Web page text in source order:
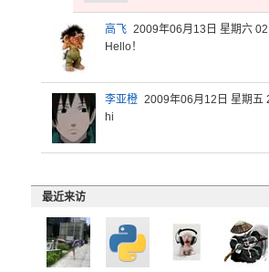
高飞 2009年06月13日 星期六
Hello！
李亚橙 2009年06月12日 星期五
hi
最近来访